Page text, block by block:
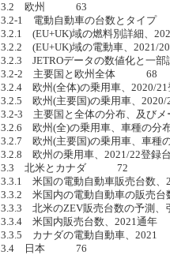
3.2 欧州 63
3.2-1 電動自動車の台数とタ
3.2.1 (EU+UK)域の燃料別詳細
3.2.2 (EU+UK)域の電動車、
3.2.3 JETROデータの数値化と
3.2-2 主要国と欧州全体 68
3.2.4 欧州(全体)の乗用車、
3.2.5 欧州(主要国)の乗用車、
3.2-3 主要国と全体の分布、及
3.2.6 欧州(全)の乗用車、車種
3.2.7 欧州(主要国)の乗用車、車
3.2.8 欧州の乗用車、2021/22登
3.3 北米とカナダ 72
3.3.1 米国の電動自動車販売台
3.3.2 米国内の電動自動車の販
3.3.3 北米のZEV販売台数の予
3.3.4 米国内販売台数、2021
3.3.5 カナダの電動自動車、
3.4 日本 76